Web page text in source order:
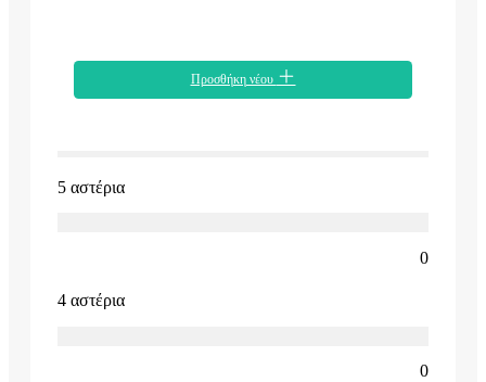
Προσθήκη νέου
5 αστέρια
0
4 αστέρια
0